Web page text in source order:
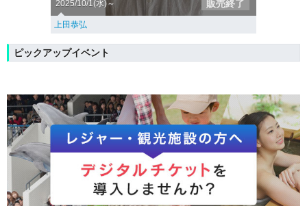
2025/10/1(水)～ 販売終了
上田恭弘
ピックアップイベント